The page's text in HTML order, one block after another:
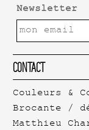
Newsletter
Contact
Couleurs &
Brocante /
Matthieu